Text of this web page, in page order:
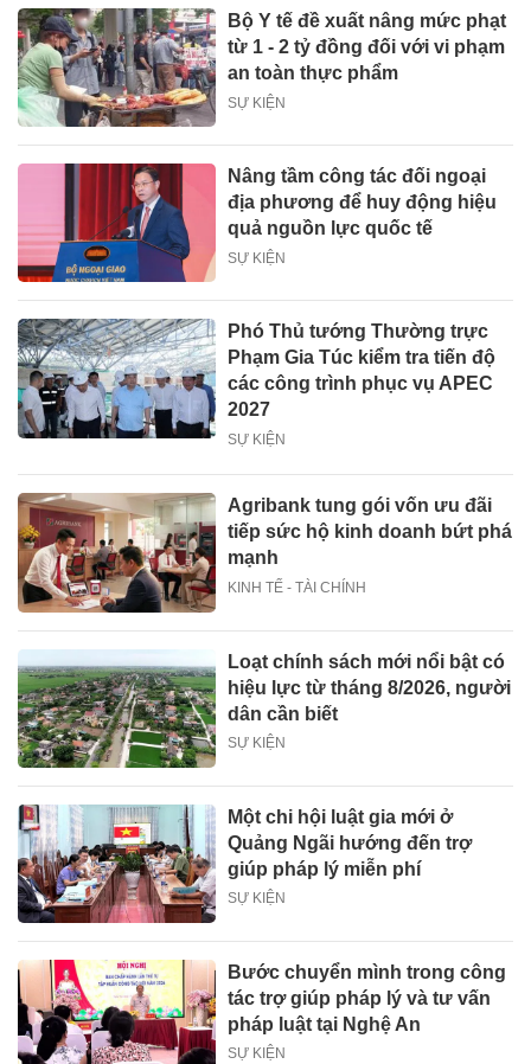
Bộ Y tế đề xuất nâng mức phạt
từ 1 - 2 tỷ đồng đối với vi phạm
an toàn thực phẩm
SỰ KIỆN
Nâng tầm công tác đối ngoại
địa phương để huy động hiệu
quả nguồn lực quốc tế
SỰ KIỆN
Phó Thủ tướng Thường trực
Phạm Gia Túc kiểm tra tiến độ
các công trình phục vụ APEC
2027
SỰ KIỆN
Agribank tung gói vốn ưu đãi
tiếp sức hộ kinh doanh bứt phá
mạnh
KINH TẾ - TÀI CHÍNH
Loạt chính sách mới nổi bật có
hiệu lực từ tháng 8/2026, người
dân cần biết
SỰ KIỆN
Một chi hội luật gia mới ở
Quảng Ngãi hướng đến trợ
giúp pháp lý miễn phí
SỰ KIỆN
Bước chuyển mình trong công
tác trợ giúp pháp lý và tư vấn
pháp luật tại Nghệ An
SỰ KIỆN